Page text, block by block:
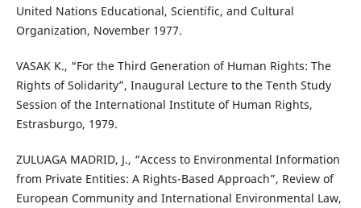
United Nations Educational, Scientific, and Cultural
Organization, November 1977.
VASAK K., “For the Third Generation of Human Rights: The
Rights of Solidarity”, Inaugural Lecture to the Tenth Study
Session of the International Institute of Human Rights,
Estrasburgo, 1979.
ZULUAGA MADRID, J., “Access to Environmental Information
from Private Entities: A Rights-Based Approach”, Review of
European Community and International Environmental Law,